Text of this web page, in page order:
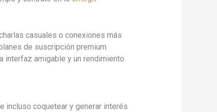
casuales o conexiones más
de suscripción premium
interfaz amigable y un rendimiento
incluso coquetear y generar interés